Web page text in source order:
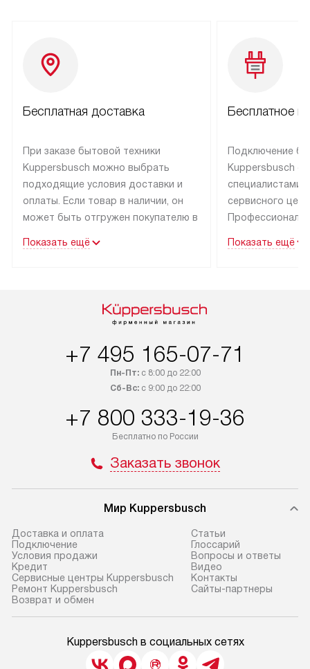
Бесплатная доставка
При заказе бытовой техники
Kuppersbusch можно выбрать
подходящие условия доставки и
оплаты. Если товар в наличии, он
может быть отгружен покупателю в
специальным лейблом
дополнительно. Возможна
Показать ещё
Бесплатное
Подключение
Kuppersbusch
специалистами
сервисного
эксплуатации
Показать ещё
+7 495 165-07-71
Пн-Пт:с 8:00 до 22:00
Сб-Вс:с 9:00 до 22:00
+7 800 333-19-36
Бесплатно по России
Заказать звонок
Мир Kuppersbusch
Доставка и оплата
Подключение
Условия продажи
Кредит
Сервисные центры Kuppersbusch
Ремонт Kuppersbusch
Возврат и обмен
Cтатьи
Глоссарий
Вопросы и ответы
Видео
Контакты
Сайты-партнеры
Kuppersbusch в социальных сетях